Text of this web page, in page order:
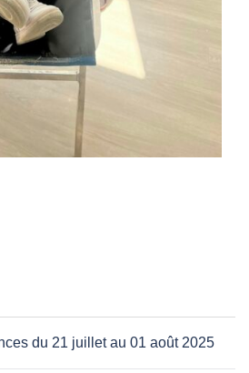
du 21 juillet au 01 août 2025